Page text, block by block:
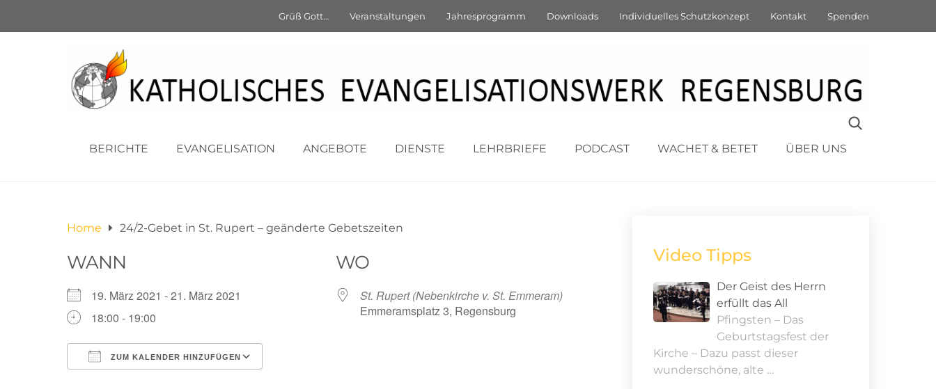
Grüß Gott… Veranstaltungen Jahresprogramm Downloads Individuelles Schutzkonzept Kontakt Spenden
BERICHTE EVANGELISATION ANGEBOTE DIENSTE LEHRBRIEFE PODCAST WACHET & BETET ÜBER UNS
24/2-Gebet in St. Rupert –
geänderte Gebetszeiten
19. März 2021
Home 24/2-Gebet in St. Rupert – geänderte Gebetszeiten
WANN
19. März 2021 - 21. März 2021
18:00 - 19:00
ZUM KALENDER HINZUFÜGEN
WO
St. Rupert (Nebenkirche v. St. Emmeram)
Emmeramsplatz 3, Regensburg
Video Tipps
Der Geist des Herrn
erfüllt das All
Pfingsten – Das
Geburtstagsfest der
Kirche – Dazu passt dieser
wunderschöne, alte …